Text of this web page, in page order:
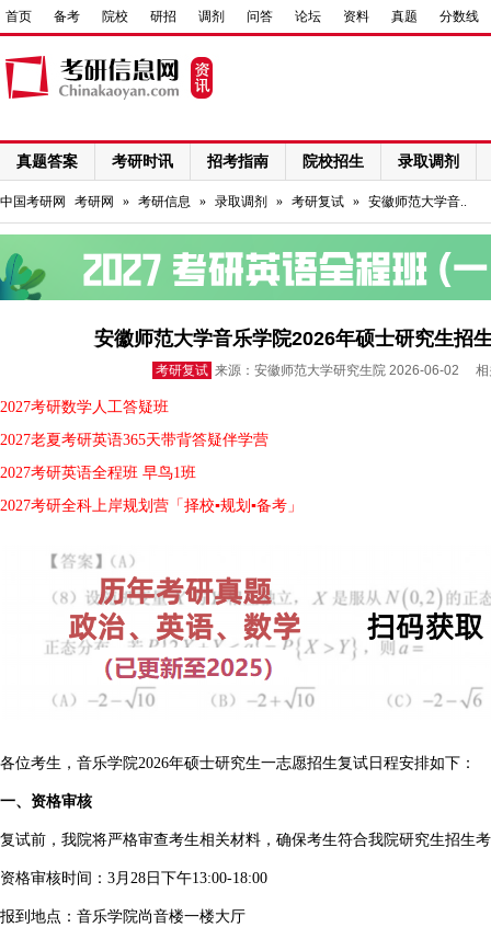
首页 备考 院校 研招 调剂 问答 论坛 资料 真题 分数线
真题答案 考研时讯 招考指南 院校招生 录取调剂
网络课程
中国考研网 考研网 » 考研信息 » 录取调剂 » 考研复试 » 安徽师范大学音..
安徽师范大学音乐学院2026年硕士研究生招
考研复试 来源：安徽师范大学研究生院 2026-06-02 相
2027考研数学人工答疑班
2027老夏考研英语365天带背答疑伴学营
2027考研英语全程班 早鸟1班
2027考研全科上岸规划营「择校▪规划▪备考」
各位考生，音乐学院2026年硕士研究生一志愿招生复试日程安排如下：
一、资格审核
复试前，我院将严格审查考生相关材料，确保考生符合我院研究生招生
资格审核时间：3月28日下午13:00-18:00
报到地点：音乐学院尚音楼一楼大厅